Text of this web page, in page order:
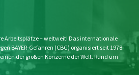
Arbeitsplätze – weltweit! Das internationale
BAYER-Gefahren (CBG) organisiert seit 1978
der großen Konzerne der Welt. Rund um